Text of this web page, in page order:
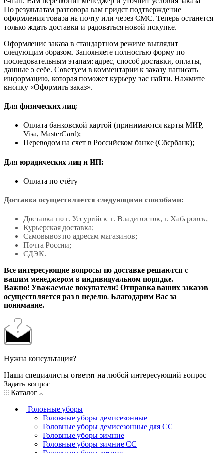
По результатам разговора вам придет подтверждение
оформления товара на почту или через СМС. Теперь останется
только ждать доставки и радоваться новой покупке.
Оформление заказа в стандартном режиме выглядит
следующим образом. Заполняете полностью форму по
последовательным этапам: адрес, способ доставки, оплаты,
данные о себе. Советуем в комментарии к заказу написать
информацию, которая поможет курьеру вас найти. Нажмите
кнопку «Оформить заказ».
Для физических лиц:
Оплата банковской картой (принимаются карты МИР,
Visa, MasterCard);
Переводом на счет в Российском банке (Сбербанк);
Для юридических лиц и ИП:
Оплата по счёту
Доставка осуществляется следующими способами:
Доставка по г. Уссурийск, г. Владивосток, г. Хабаровск;
Курьерская доставка;
Самовывоз по адресам магазинов;
Почта России;
СДЭК.
Все интересующие вопросы по доставке решаются с
вашим менеджером в индивидуальном порядке.
Важно! Уважаемые покупатели! Отправка ваших заказов
осуществляется раз в неделю. Благодарим Вас за
понимание.
Нужна консультация?
Наши специалисты ответят на любой интересующий вопрос
Задать вопрос
Каталог
Головные уборы
Головные уборы демисезонные
Головные уборы демисезонные для СС
Головные уборы зимние
Головные уборы зимние СС